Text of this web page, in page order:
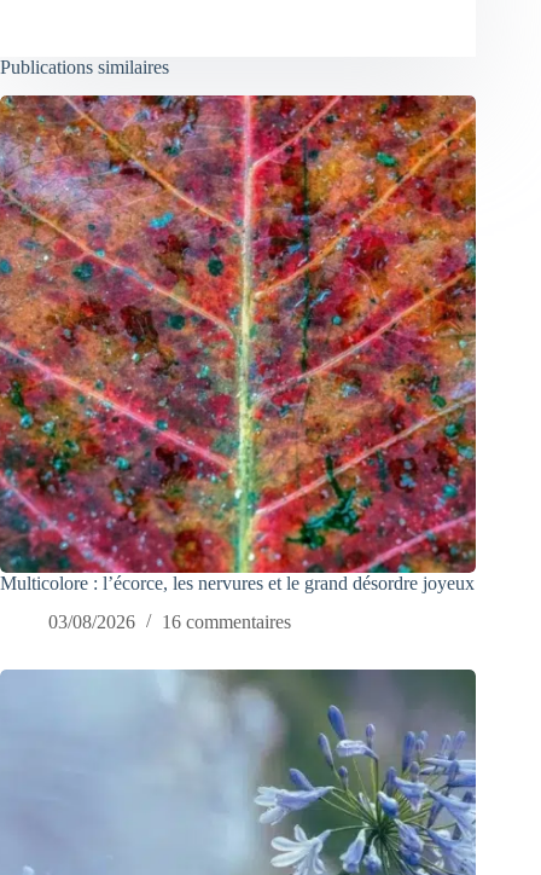
Publications similaires
Multicolore : l’écorce, les nervures et le grand désordre joyeux
03/08/2026
16 commentaires